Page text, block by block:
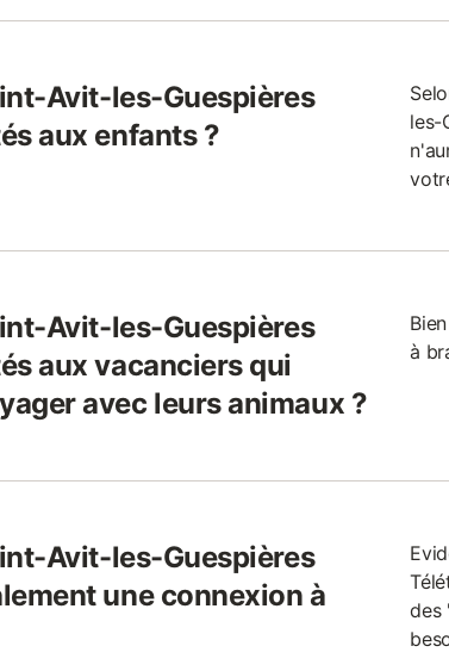
Avit-les-Guespières
aux enfants ?
les-
Avit-les-Guespières
aux vacanciers qui
avec leurs animaux ?
à
Avit-les-Guespières
une connexion à
des